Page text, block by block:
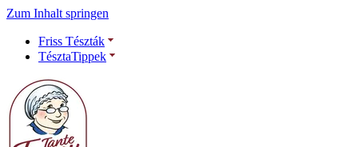
Zum Inhalt springen
Friss Tészták
TésztaTippek